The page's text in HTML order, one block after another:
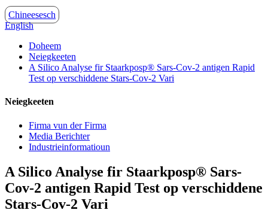
Chineesesch
English
Doheem
Neiegkeeten
A Silico Analyse fir Staarkposp® Sars-Cov-2 antigen Rapid
Test op verschiddene Stars-Cov-2 Vari
Neiegkeeten
Firma vun der Firma
Media Berichter
Industrieinformatioun
A Silico Analyse fir Staarkposp® Sars-
Cov-2 antigen Rapid Test op verschiddene
Stars-Cov-2 Vari